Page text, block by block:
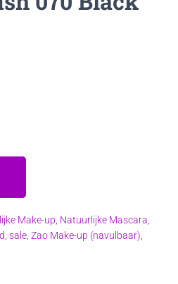
Make-up Natuurlijke Mascara
sale Zao Make-up (navulbaar)